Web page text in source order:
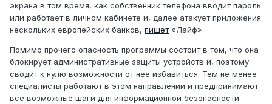
экрана в том время, как собственник телефона вводит пароль
или работает в личном кабинете и, далее атакует приложения
нескольких европейских банков, пишет«Лайф».
Помимо прочего опасность программы состоит в том, что она
блокирует административные защиты устройств и, поэтому
сводит к нулю возможности от нее избавиться. Тем не менее
специалисты работают в этом направлении и предпринимают
все возможные шаги для информационной безопасности